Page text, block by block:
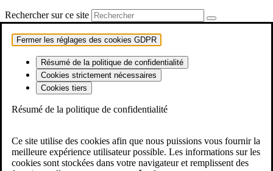
Rechercher sur ce site
Fermer les réglages des cookies GDPR
Résumé de la politique de confidentialité
Cookies strictement nécessaires
Cookies tiers
Résumé de la politique de confidentialité
Ce site utilise des cookies afin que nous puissions vous fournir la
meilleure expérience utilisateur possible. Les informations sur les
cookies sont stockées dans votre navigateur et remplissent des